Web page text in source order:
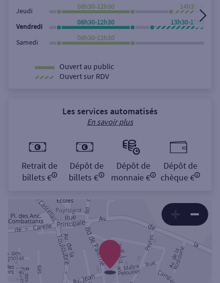
Jeudi
08h30-12h30 14h30-17h30
Vendredi
08h30-12h30 13h30-17h30
Samedi
08h30-12h30
Ouvert au public
Ouvert sur RDV
Les services automatisés
En savoir plus
Retrait de
billets €
Dépôt de
billets €
Dépôt de
monnaie €
Dépôt de
chèque €